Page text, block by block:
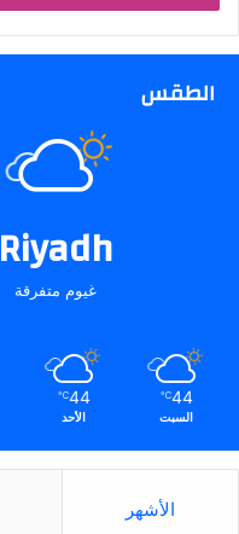
A
Uالطقس
Riyadh
غيوم متفرقة
44
℃
السبت
44
℃
الأحد
الأشهر